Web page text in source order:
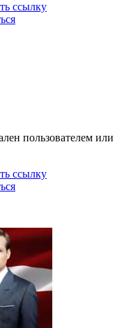
ссылку
пользователем
ссылку